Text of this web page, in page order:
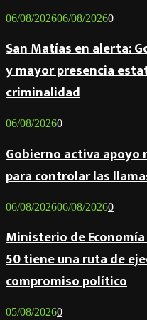
06/08/202606/08/20260
San Matías en alerta:
y mayor presencia
criminalidad
06/08/20260
Gobierno activa
para controlar las
06/08/202606/08/20260
Ministerio de
50 tiene una ruta de
compromiso político
05/08/20260